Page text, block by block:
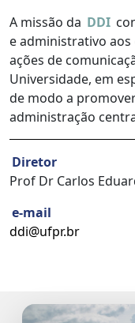
A missão da DDI
e administrativo aos
ações de
Universidade, em
de modo a
administração
Diretor
Prof Dr Carlos
e-mail
ddi@ufpr.br